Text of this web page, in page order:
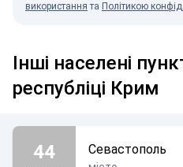
використання та Політикою
Інші населені
республіці Крим
44 Севастополь